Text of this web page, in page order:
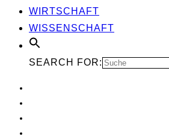
WIRT­SCHAFT
WIS­SEN­SCHAFT
SEARCH FOR: